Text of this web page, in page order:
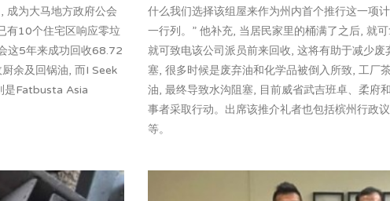
成为大马地方政府公会
有10个住宅区响应零垃
这5年来成功回收68.72
余及回锅油, 而I Seek
是Fatbusta Asia
什么我们选择该组屋来作为州内首个推行这一项
一行列。” 他补充, 当居民家里的桶满了之后, 就
就可致电该公司派员前来回收, 这将有助于减少
塞, 很多时候是废弃油和化学品被倒入所致, 工厂
油, 最终导致水沟阻塞, 目前威省武吉班卓、柔府
事者采取行动。出席该推介礼者也包括槟州行政
等。